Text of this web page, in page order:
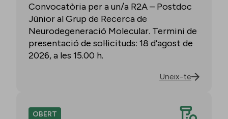
Convocatòria per a un/a R2A – Postdoc
Júnior al Grup de Recerca de
Neurodegeneració Molecular. Termini de
presentació de sol·licituds: 18 d’agost de
2026, a les 15.00 h.
Uneix-te
OBERT